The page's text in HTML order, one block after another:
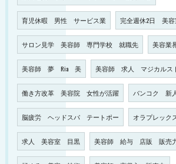
育児休暇 男性 サービス業 完全週休2日 美
サロン見学 美容師 専門学校 就職先 美容業
美容師 夢 Ria 美 美容師 求人 マジカルス
働き方改革 美容院 女性が活躍 バンコク 新
脳疲労 ヘッドスパ テートポー オラプレッ
求人 美容室 目黒 美容師 給与 店販 販売